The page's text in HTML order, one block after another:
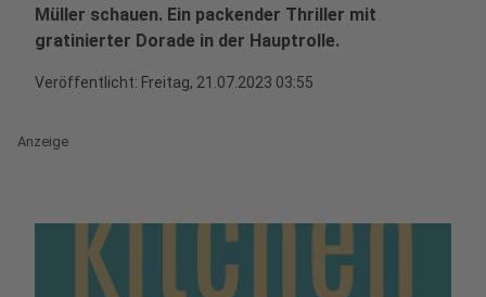
Müller schauen. Ein packender Thriller mit
gratinierter Dorade in der Hauptrolle.
Veröffentlicht: Freitag, 21.07.2023 03:55
Anzeige